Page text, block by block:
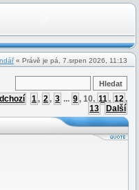
« Právě je pá, 7.srpen 2026, 11:13
1 , 2 , 3 ... 9 , 10, 11 , 12 ,
13
Další